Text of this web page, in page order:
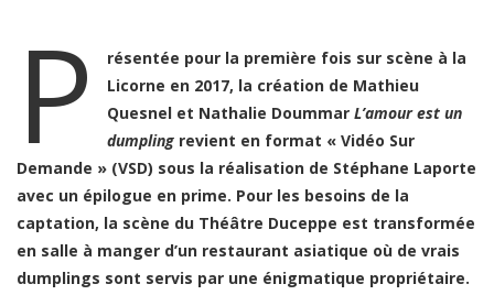
P
résentée pour la première fois sur scène à la
Licorne en 2017, la création de Mathieu
Quesnel et Nathalie Doummar L’amour est un
dumplingrevient en format « Vidéo Sur
Demande » (VSD) sous la réalisation de Stéphane Laporte
avec un épilogue en prime. Pour les besoins de la
captation, la scène du Théâtre Duceppe est transformée
en salle à manger d’un restaurant asiatique où de vrais
dumplings sont servis par une énigmatique propriétaire.